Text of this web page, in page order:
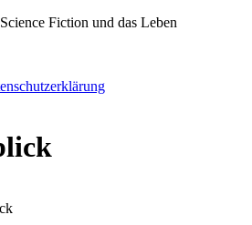
Fiction und das Leben